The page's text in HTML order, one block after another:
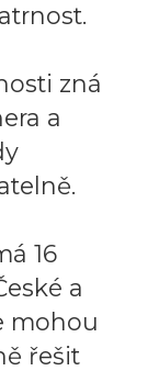
zná
a
16
a
mohou
řešit